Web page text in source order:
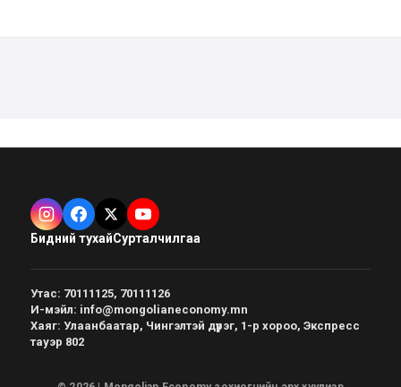
Бидний тухайСурталчилгаа
Утас: 70111125, 70111126
И-мэйл: info@mongolianeconomy.mn
Хаяг: Улаанбаатар, Чингэлтэй дүүрэг, 1-р хороо, Экспресс
тауэр 802